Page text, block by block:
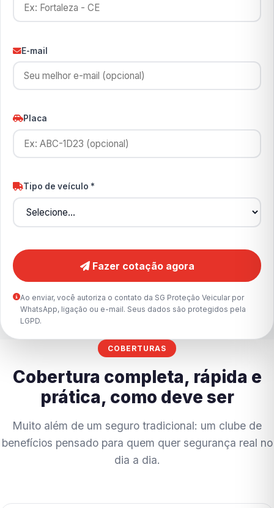
E-mail
Placa
Tipo de veículo *
Fazer cotação agora
Ao enviar, você autoriza o contato da SG Proteção Veicular por
WhatsApp, ligação ou e-mail. Seus dados são protegidos pela
LGPD.
COBERTURAS
Cobertura completa, rápida e
prática, como deve ser
Muito além de um seguro tradicional: um clube de
benefícios pensado para quem quer segurança real no
dia a dia.